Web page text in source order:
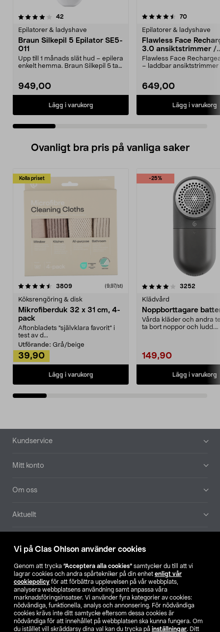
Vi på Clas Ohlson använder cookies
Genom att trycka ”Acceptera alla cookies” samtycker du till att vi
lagrar cookies och andra spårtekniker på din enhet enligt vår
cookiepolicy för att förbättra upplevelsen på vår webbplats,
analysera webbplatsens användning samt anpassa våra
marknadsföringsinsatser. Vi använder fyra kategorier av cookies:
nödvändiga, funktionella, analys och annonsering. För nödvändiga
cookies krävs inte ditt samtycke eftersom dessa cookies är
nödvändiga för att innehållet på webbplatsen ska kunna fungera. Om
du istället vill skräddarsy dina val kan du trycka på inställningar. Ditt
42
Epilatorer & ladyshave
Braun Silkepil 5 Epilator SE5-
011
Upp till 1 månads slät hud – epilera
enkelt hemma. Braun Silkepil 5 tar
949,00
Lägg i varukorg
4.5 av 5 stjärnor 70recensioner
Epilatorer & ladyshave
Flawless Face
3.0 ansiktstrimmer /
hårborttagare,
Flawless Face
– laddbar ansiktstrimmer
649,00
Lägg i varukorg
4.0 av 5 stjärnor
Ovanligt bra pris på vanliga saker
Kolla priset
3809recensioner (9,97/st)
Köksrengöring & disk
Mikrofiberduk 32 x 31 cm, 4-
pack
Aftonbladets "självklara favorit” i
test av d...
Utförande: Grå/beige
39,90
Lägg i varukorg
-25%
4.0av 5 stjärnor 3252
Klädvård
Noppborttagare
Vårda kläder och andra
ta bort noppor och ludd.
149,90
Lägg i varukorg
4.5av 5 stjärnor
Sidfot
Kundservice
Mitt konto
Om oss
Aktuellt
Hitta butik
SE NO FI